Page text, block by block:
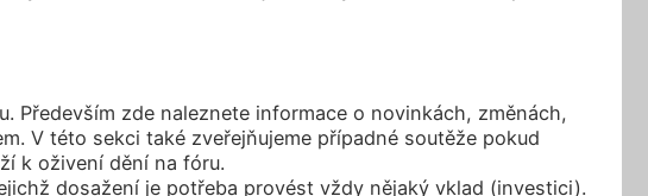
zde naleznete informace o novinkách, změnách,
V této sekci také zveřejňujeme případné soutěže pokud
k oživení dění na fóru.
dosažení je potřeba provést vždy nějaký vklad (investici).